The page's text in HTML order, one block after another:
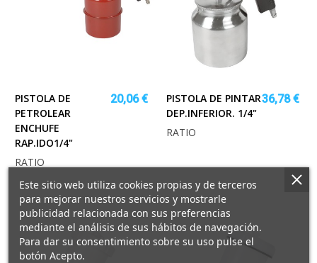
PISTOLA DE
PETROLEAR
ENCHUFE
RAP.IDO1/4"
20,06 €
RATIO
PISTOLA DE PINTAR
DEP.INFERIOR. 1/4"
36,78 €
RATIO
Este sitio web utiliza cookies propias y de terceros
para mejorar nuestros servicios y mostrarle
publicidad relacionada con sus preferencias
mediante el análisis de sus hábitos de navegación.
Para dar su consentimiento sobre su uso pulse el
botón Acepto.